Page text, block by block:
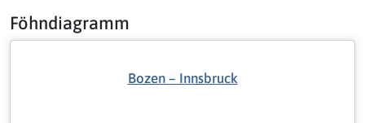
Föhndiagramm
Bozen – Innsbruck